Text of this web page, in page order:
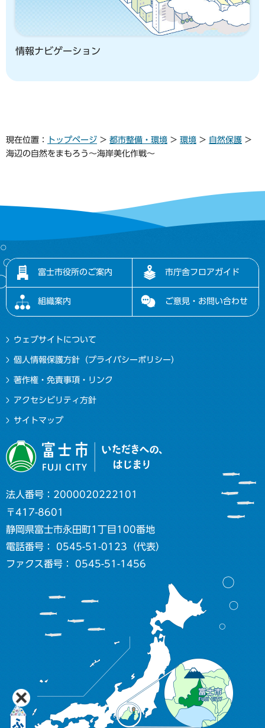
情報ナビゲーション
現在位置： トップページ > 都市整備・環境 > 環境 > 自然保護 >
海辺の自然をまもろう～海岸美化作戦～
富士市役所のご案内 市庁舎フロアガイド
組織案内 ご意見・お問い合わせ
ウェブサイトについて
個人情報保護方針（プライバシーポリシー）
著作権・免責事項・リンク
アクセシビリティ方針
サイトマップ
法人番号：2000020222101
〒417-8601
静岡県富士市永田町1丁目100番地
電話番号： 0545-51-0123（代表）
ファクス番号： 0545-51-1456